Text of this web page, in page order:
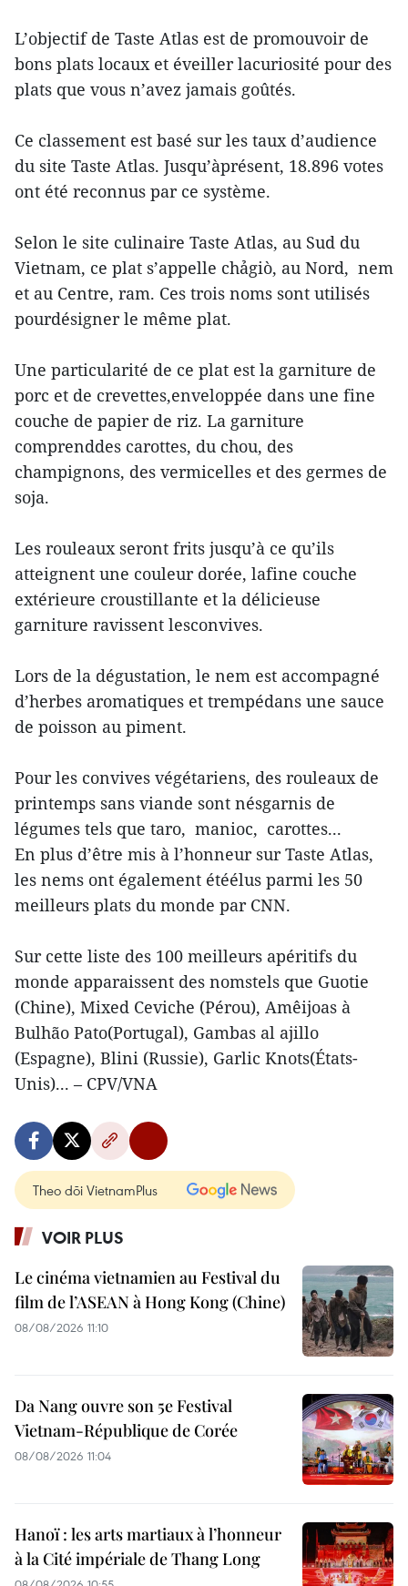
L’objectif de Taste Atlas est de promouvoir de
bons plats locaux et éveiller lacuriosité pour des
plats que vous n’avez jamais goûtés.
Ce classement est basé sur les taux d’audience
du site Taste Atlas. Jusqu’àprésent, 18.896 votes
ont été reconnus par ce système.
Selon le site culinaire Taste Atlas, au Sud du
Vietnam, ce plat s’appelle chảgiò, au Nord, nem
et au Centre, ram. Ces trois noms sont utilisés
pourdésigner le même plat.
Une particularité de ce plat est la garniture de
porc et de crevettes,enveloppée dans une fine
couche de papier de riz. La garniture
comprenddes carottes, du chou, des
champignons, des vermicelles et des germes de
soja.
Les rouleaux seront frits jusqu’à ce qu’ils
atteignent une couleur dorée, lafine couche
extérieure croustillante et la délicieuse
garniture ravissent lesconvives.
Lors de la dégustation, le nem est accompagné
d’herbes aromatiques et trempédans une sauce
de poisson au piment.
Pour les convives végétariens, des rouleaux de
printemps sans viande sont nésgarnis de
légumes tels que taro, manioc, carottes...
En plus d’être mis à l’honneur sur Taste Atlas,
les nems ont également étéélus parmi les 50
meilleurs plats du monde par CNN.
Sur cette liste des 100 meilleurs apéritifs du
monde apparaissent des nomstels que Guotie
(Chine), Mixed Ceviche (Pérou), Amêijoas à
Bulhão Pato(Portugal), Gambas al ajillo
(Espagne), Blini (Russie), Garlic Knots(États-
Unis)... – CPV/VNA
Theo dõi VietnamPlus
VOIR PLUS
Le cinéma vietnamien au Festival du
film de l’ASEAN à Hong Kong (Chine)
08/08/2026 11:10
Da Nang ouvre son 5e Festival
Vietnam-République de Corée
08/08/2026 11:04
Hanoï : les arts martiaux à l’honneur
à la Cité impériale de Thang Long